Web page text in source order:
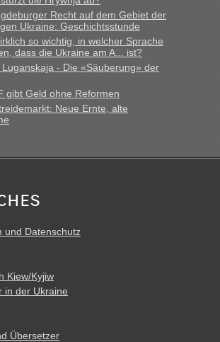
sehr voll an den Grenzen Ukraine/
100 PKW ca. 10 h Wartezeit. Wollen
es sehr früh.“
Recht auf dem Gebiet der
Ukraine: Geschichtsstunde
so wichtig, in welcher Sprache
dass die Ukraine am A... ist?
Luganskaja - Die «Säuberung» der
gibt Geld ohne Reformen
Neue Ernte, alte
und Datenschutz
Kiew/Kyjiw
in der Ukraine
Übersetzer